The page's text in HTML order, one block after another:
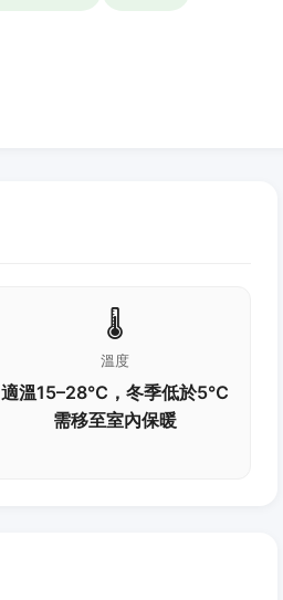
🌡️
溫度
適溫15–28℃，冬季低於5℃
需移至室內保暖